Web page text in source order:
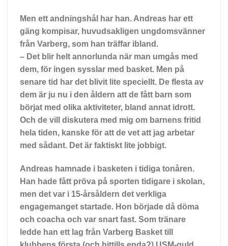
Men ett andningshål har han. Andreas har ett
gäng kompisar, huvudsakligen ungdomsvänner
från Varberg, som han träffar ibland.
– Det blir helt annorlunda när man umgås med
dem, för ingen sysslar med basket. Men på
senare tid har det blivit lite speciellt. De flesta av
dem är ju nu i den åldern att de fått barn som
börjat med olika aktiviteter, bland annat idrott.
Och de vill diskutera med mig om barnens fritid
hela tiden, kanske för att de vet att jag arbetar
med sådant. Det är faktiskt lite jobbigt.
Andreas hamnade i basketen i tidiga tonåren.
Han hade fått pröva på sporten tidigare i skolan,
men det var i 15-årsåldern det verkliga
engagemanget startade. Hon började då döma
och coacha och var snart fast. Som tränare
ledde han ett lag från Varberg Basket till